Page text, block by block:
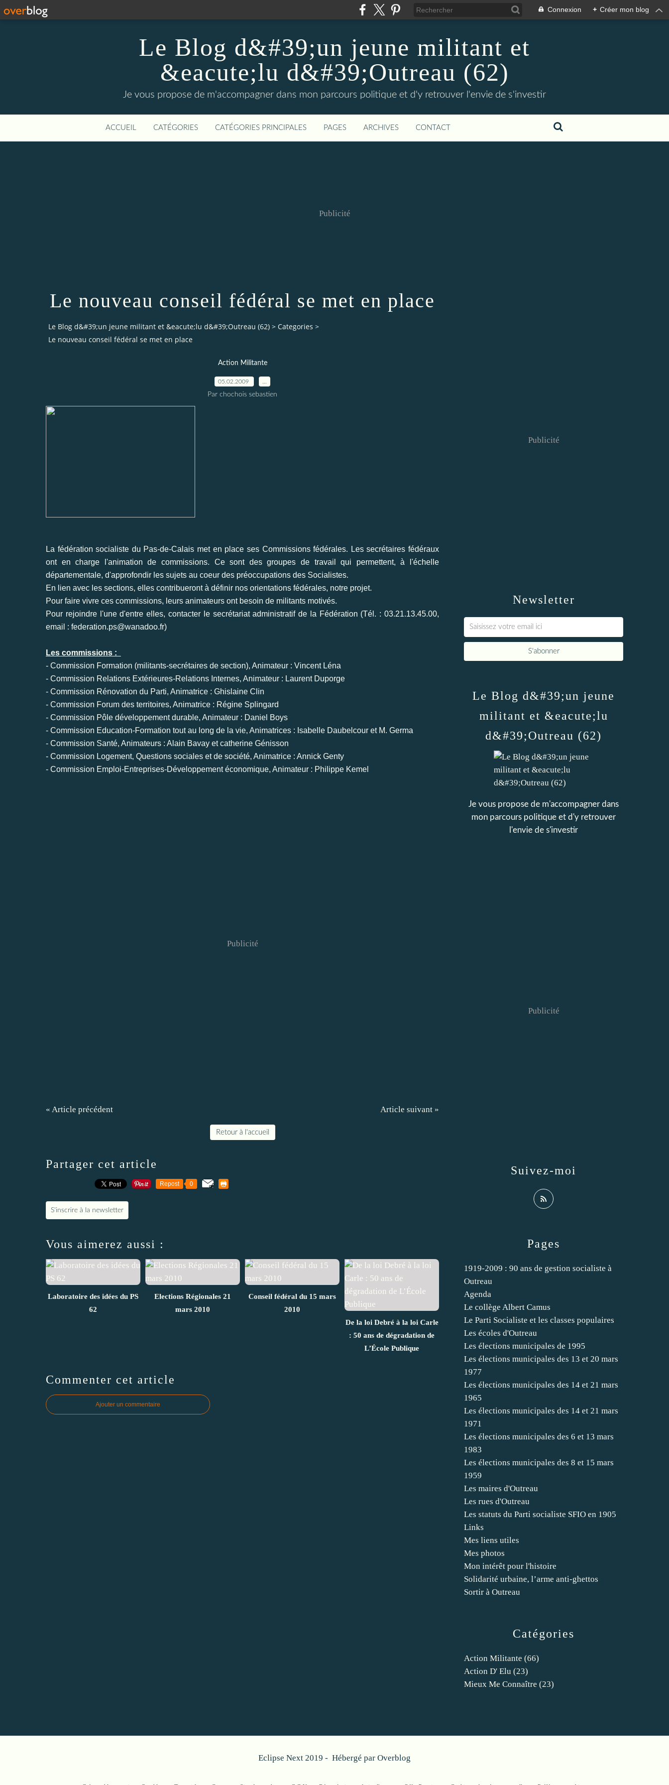
Connexion + Créer mon blog
Le Blog d&#39;un jeune militant et
&eacute;lu d&#39;Outreau (62)
Je vous propose de m'accompagner dans mon parcours politique et d'y retrouver l'envie de s'investir
ACCUEIL CATÉGORIES CATÉGORIES PRINCIPALES PAGES ARCHIVES CONTACT
Publicité
Le nouveau conseil fédéral se met en place
Le Blog d&#39;un jeune militant et &eacute;lu d&#39;Outreau (62) > Categories >
Le nouveau conseil fédéral se met en place
Action Militante
05.02.2009
Par chochois sebastien
La fédération socialiste du Pas-de-Calais met en place ses Commissions fédérales. Les secrétaires fédéraux
ont en charge l'animation de commissions. Ce sont des groupes de travail qui permettent, à l'échelle
départementale, d'approfondir les sujets au coeur des préoccupations des Socialistes.
En lien avec les sections, elles contribueront à définir nos orientations fédérales, notre projet.
Pour faire vivre ces commissions, leurs animateurs ont besoin de militants motivés.
Pour rejoindre l'une d'entre elles, contacter le secrétariat administratif de la Fédération (Tél. : 03.21.13.45.00,
email : federation.ps@wanadoo.fr)
Les commissions :
- Commission Formation (militants-secrétaires de section), Animateur : Vincent Léna
- Commission Relations Extérieures-Relations Internes, Animateur : Laurent Duporge
- Commission Rénovation du Parti, Animatrice : Ghislaine Clin
- Commission Forum des territoires, Animatrice : Régine Splingard
- Commission Pôle développement durable, Animateur : Daniel Boys
- Commission Education-Formation tout au long de la vie, Animatrices : Isabelle Daubelcour et M. Germa
- Commission Santé, Animateurs : Alain Bavay et catherine Génisson
- Commission Logement, Questions sociales et de société, Animatrice : Annick Genty
- Commission Emploi-Entreprises-Développement économique, Animateur : Philippe Kemel
Publicité
« Article précédent Article suivant »
Retour à l'accueil
Partager cet article
Repost 0
S'inscrire à la newsletter
Vous aimerez aussi :
Laboratoire des idées du PS
62
Elections Régionales 21
mars 2010
Conseil fédéral du 15 mars
2010
De la loi Debré à la loi Carle
: 50 ans de dégradation de
L’École Publique
Commenter cet article
Ajouter un commentaire
Newsletter
Publicité
Catégories
Action Militante (66)
Action D' Elu (23)
Mieux Me Connaître (23)
Pages
1919-2009 : 90 ans de gestion socialiste à
Outreau
Agenda
Le collège Albert Camus
Le Parti Socialiste et les classes populaires
Les écoles d'Outreau
Les élections municipales de 1995
Les élections municipales des 13 et 20 mars
1977
Les élections municipales des 14 et 21 mars
1965
Les élections municipales des 14 et 21 mars
1971
Les élections municipales des 6 et 13 mars
1983
Les élections municipales des 8 et 15 mars
1959
Les maires d'Outreau
Les rues d'Outreau
Les statuts du Parti socialiste SFIO en 1905
Links
Mes liens utiles
Mes photos
Mon intérêt pour l'histoire
Solidarité urbaine, l’arme anti-ghettos
Sortir à Outreau
Le Blog d&#39;un jeune
militant et &eacute;lu
d&#39;Outreau (62)
Je vous propose de m'accompagner dans
mon parcours politique et d'y retrouver
l'envie de s'investir
Suivez-moi
Publicité
Eclipse Next 2019 - Hébergé par Overblog